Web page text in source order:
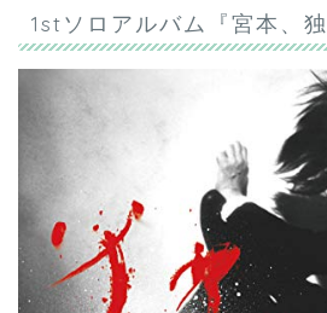
1stソロアルバム『宮本、独